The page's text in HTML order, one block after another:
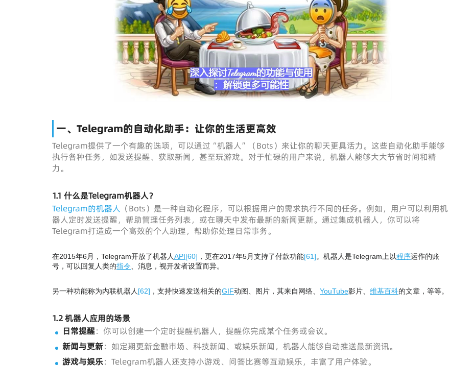
一、Telegram的自动化助手：让你的生活更高效
Telegram提供了一个有趣的选项，可以通过“机器人”（Bots）来让你的聊天更具活力。这些自动化助手能够
执行各种任务，如发送提醒、获取新闻，甚至玩游戏。对于忙碌的用户来说，机器人能够大大节省时间和精
力。
1.1 什么是Telegram机器人？
Telegram的机器人 （Bots）是一种自动化程序，可以根据用户的需求执行不同的任务。例如，用户可以利用机
器人定时发送提醒，帮助管理任务列表，或在聊天中发布最新的新闻更新。通过集成机器人，你可以将
Telegram打造成一个高效的个人助理，帮助你处理日常事务。
在2015年6月，Telegram开放了机器人API[60] ，更在2017年5月支持了付款功能[61]。机器人是Telegram上以程序运作的账
号，可以回复人类的指令 、消息，视开发者设置而异。
另一种功能称为内联机器人 [62] ，支持快速发送相关的GIF动图、图片，其来自网络、 YouTube影片、 维基百科的文章，等等。
1.2 机器人应用的场景
日常提醒：你可以创建一个定时提醒机器人，提醒你完成某个任务或会议。
新闻与更新：如定期更新金融市场、科技新闻、或娱乐新闻，机器人能够自动推送最新资讯。
游戏与娱乐：Telegram机器人还支持小游戏、问答比赛等互动娱乐，丰富了用户体验。